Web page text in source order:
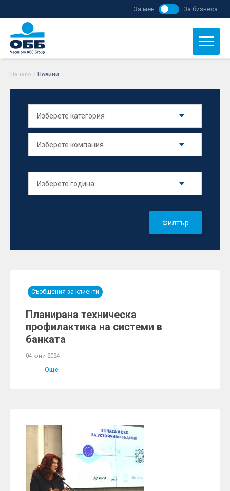
За мен За бизнеса
Начало / Новини
Филтър
Съобщения за клиенти
Планирана техническа
профилактика на системи в
банката
04 юни 2024
Още